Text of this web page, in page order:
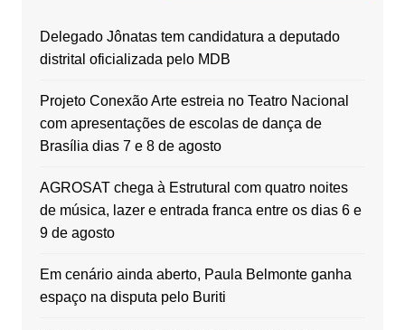
Delegado Jônatas tem candidatura a deputado
distrital oficializada pelo MDB
Projeto Conexão Arte estreia no Teatro Nacional
com apresentações de escolas de dança de
Brasília dias 7 e 8 de agosto
AGROSAT chega à Estrutural com quatro noites
de música, lazer e entrada franca entre os dias 6 e
9 de agosto
Em cenário ainda aberto, Paula Belmonte ganha
espaço na disputa pelo Buriti